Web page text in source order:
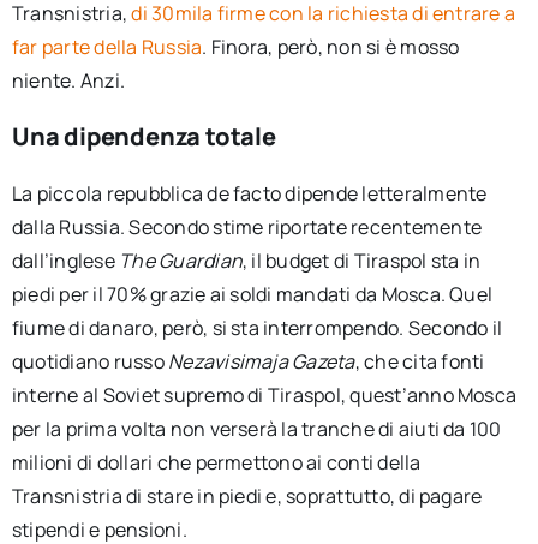
Transnistria,di 30mila firme con la richiesta di entrare a
far parte della Russia. Finora, però, non si è mosso
niente. Anzi.
Una dipendenza totale
La piccola repubblica de facto dipende letteralmente
dalla Russia. Secondo stime riportate recentemente
dall’inglese The Guardian, il budget di Tiraspol sta in
piedi per il 70% grazie ai soldi mandati da Mosca. Quel
fiume di danaro, però, si sta interrompendo. Secondo il
quotidiano russoNezavisimaja Gazeta, che cita fonti
interne al Soviet supremo di Tiraspol, quest’anno Mosca
per la prima volta non verserà la tranche di aiuti da 100
milioni di dollari che permettono ai conti della
Transnistria di stare in piedi e, soprattutto, di pagare
stipendi e pensioni.